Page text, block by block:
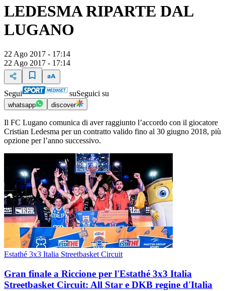
LEDESMA RIPARTE DAL
LUGANO
22 Ago 2017 - 17:14
22 Ago 2017 - 17:14
Segui suSeguici su
whatsapp discover
Il FC Lugano comunica di aver raggiunto l’accordo con il giocatore
Cristian Ledesma per un contratto valido fino al 30 giugno 2018, più
opzione per l’anno successivo.
Estathé 3x3 Italia Streetbasket Circuit
Gran finale a Riccione per l'Estathé 3x3 Italia
Streetbasket Circuit: All Star e DKB regine d'Italia